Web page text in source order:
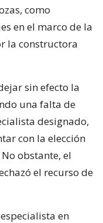
como
en el marco de la
la constructora
sin efecto la
una falta de
designado,
con la elección
obstante, el
el recurso de
en